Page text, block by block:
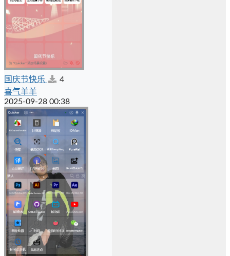
国庆节快乐
4
喜气羊羊
2025-09-28 00:38